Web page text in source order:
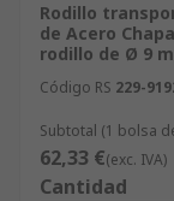
Rodillo
de Acero
rodillo de Ø 9
Código RS 229-
Subtotal (1 bolsa
62,33 €(exc. IVA)
Cantidad